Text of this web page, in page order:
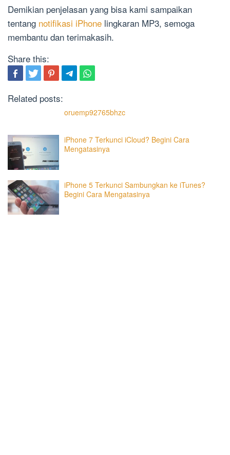
Demikian penjelasan yang bisa kami sampaikan
tentang notifikasi iPhone lingkaran MP3, semoga
membantu dan terimakasih.
Share this:
Related posts:
oruemp92765bhzc
iPhone 7 Terkunci iCloud? Begini Cara
Mengatasinya
iPhone 5 Terkunci Sambungkan ke iTunes?
Begini Cara Mengatasinya